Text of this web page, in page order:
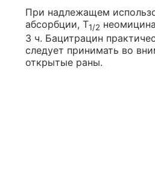
При надлежащем
абсорбции, T1/2
3 ч. Бацитрацин
следует принимать во
открытые раны.